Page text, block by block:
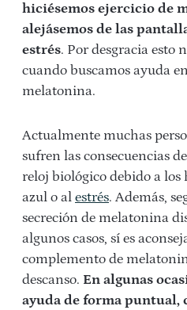
hiciésemos ejercicio de
alejásemos de las
estrés. Por desgracia esto
cuando buscamos ayuda
melatonina.
Actualmente muchas
sufren las consecuencias
reloj biológico debido a
azul o al estrés. Además,
secreción de melatonina
algunos casos, sí es
complemento de
descanso. En algunas
ayuda de forma puntual,